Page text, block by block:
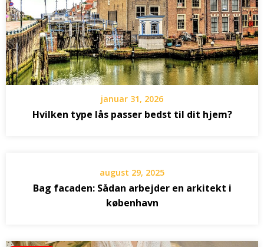
januar 31, 2026
Hvilken type lås passer bedst til dit hjem?
august 29, 2025
Bag facaden: Sådan arbejder en arkitekt i
københavn